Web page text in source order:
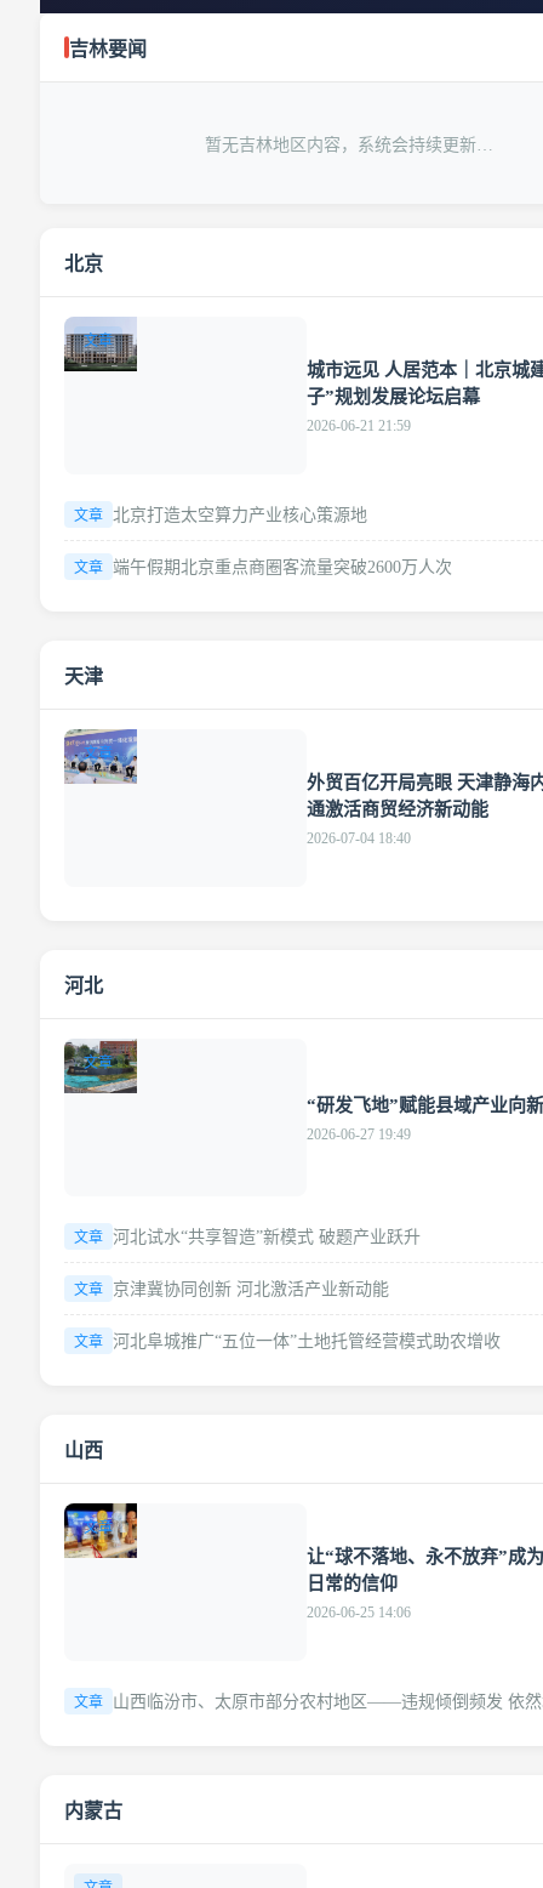
吉林要闻
暂无吉林地区内容，系统会持续更新…
北京
文章
城市远见 人居范本｜北京城
子”规划发展论坛启幕
2026-06-21 21:59
文章 北京打造太空算力产业核心策源地
文章 端午假期北京重点商圈客流量突破2600万人次
天津
文章
外贸百亿开局亮眼 天津静海
通激活商贸经济新动能
2026-07-04 18:40
河北
文章
“研发飞地”赋能县域产业向新
2026-06-27 19:49
文章 河北试水“共享智造”新模式 破题产业跃升
文章 京津冀协同创新 河北激活产业新动能
文章 河北阜城推广“五位一体”土地托管经营模式助农增收
山西
文章
让“球不落地、永不放弃”成
日常的信仰
2026-06-25 14:06
文章 山西临汾市、太原市部分农村地区——违规倾倒频发 依然
内蒙古